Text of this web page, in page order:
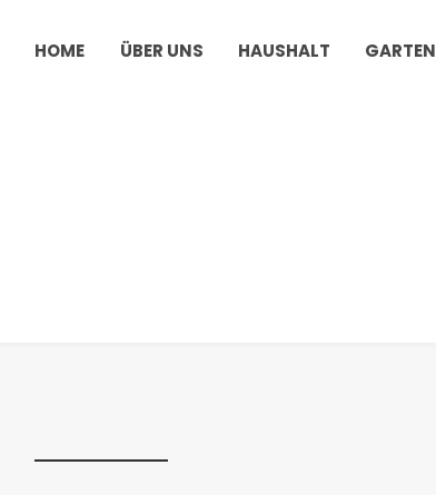
HOME ÜBER UNS HAUSHALT GARTEN